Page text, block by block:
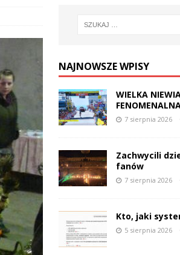
NAJNOWSZE WPISY
WIELKA
7 sierpnia 2026
Zachwycili
fanów
7 sierpnia 2026
Kto, jaki
5 sierpnia 2026